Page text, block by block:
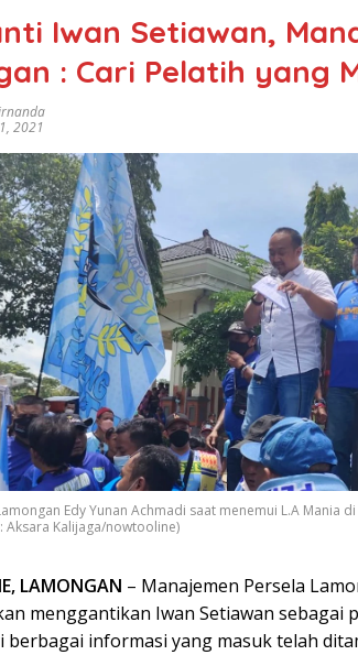
Iwan Setiawan,
: Cari Pelatih yang
2021
Edy Yunan Achmadi saat menemui L.A Mania
Aksara Kalijaga/nowtooline)
LAMONGAN – Manajemen Persela
menggantikan Iwan Setiawan sebagai
berbagai informasi yang masuk telah